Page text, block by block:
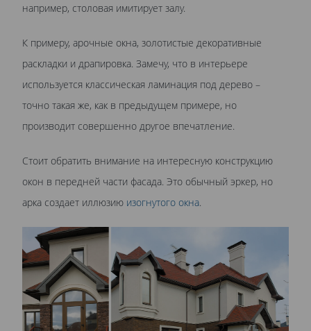
например, столовая имитирует залу.
К примеру, арочные окна, золотистые декоративные
раскладки и драпировка. Замечу, что в интерьере
используется классическая ламинация под дерево –
точно такая же, как в предыдущем примере, но
производит совершенно другое впечатление.
Стоит обратить внимание на интересную конструкцию
окон в передней части фасада. Это обычный эркер, но
арка создает иллюзию изогнутого окна.